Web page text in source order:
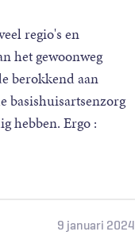
regio's en
het gewoonweg
berokkend aan
basishuisartsenzorg
hebben. Ergo :
9 januari 2024